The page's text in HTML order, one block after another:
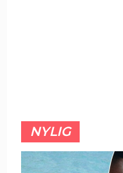
NYLIG